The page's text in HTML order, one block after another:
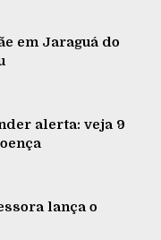
em Jaraguá do
alerta: veja 9
lança o